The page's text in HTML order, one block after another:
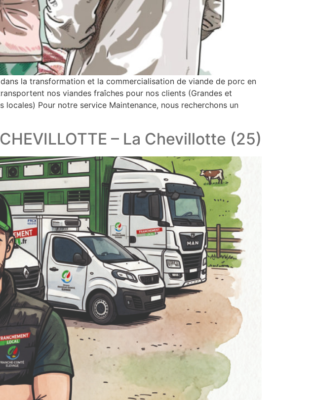
la transformation et la commercialisation de viande de porc en
nos viandes fraîches pour nos clients (Grandes et
Pour notre service Maintenance, nous recherchons un
– La Chevillotte (25)